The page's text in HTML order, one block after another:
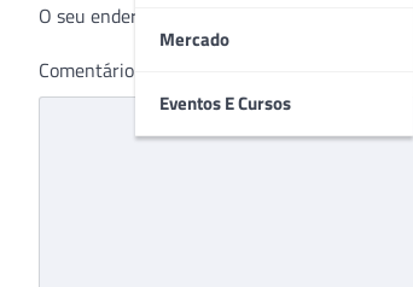
Mercado
Eventos E Cursos
O seu endereço de e-mail não será publicado.
Comentário